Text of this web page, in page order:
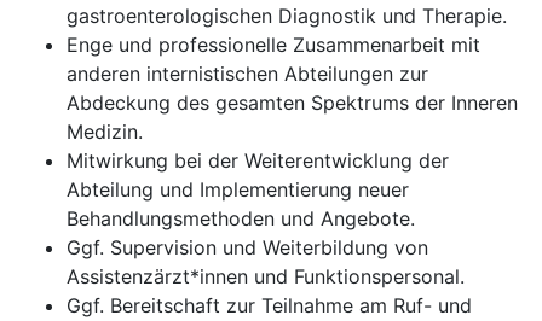
gastroenterologischen Diagnostik und Therapie.
Enge und professionelle Zusammenarbeit mit
anderen internistischen Abteilungen zur
Abdeckung des gesamten Spektrums der Inneren
Medizin.
Mitwirkung bei der Weiterentwicklung der
Abteilung und Implementierung neuer
Behandlungsmethoden und Angebote.
Ggf. Supervision und Weiterbildung von
Assistenzärzt*innen und Funktionspersonal.
Ggf. Bereitschaft zur Teilnahme am Ruf- und